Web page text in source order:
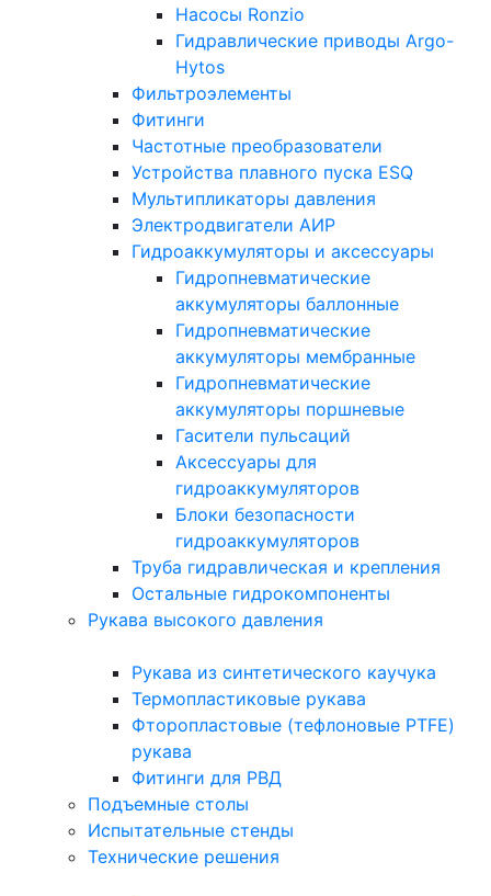
Насосы Ronzio
Гидравлические приводы Argo-
Hytos
Фильтроэлементы
Фитинги
Частотные преобразователи
Устройства плавного пуска ESQ
Мультипликаторы давления
Электродвигатели АИР
Гидроаккумуляторы и аксессуары
Гидропневматические
аккумуляторы баллонные
Гидропневматические
аккумуляторы мембранные
Гидропневматические
аккумуляторы поршневые
Гасители пульсаций
Аксессуары для
гидроаккумуляторов
Блоки безопасности
гидроаккумуляторов
Труба гидравлическая и крепления
Остальные гидрокомпоненты
Рукава высокого давления
Рукава из синтетического каучука
Термопластиковые рукава
Фторопластовые (тефлоновые PTFE)
рукава
Фитинги для РВД
Подъемные столы
Испытательные стенды
Технические решения